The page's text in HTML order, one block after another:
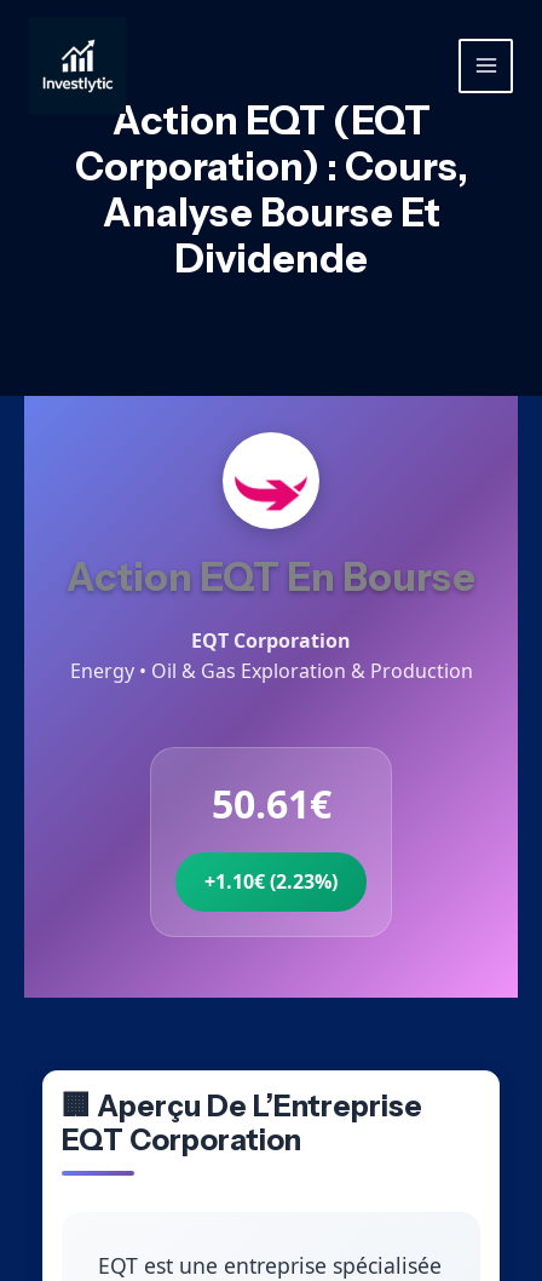
contenu
MAIN
Action EQT (EQT
Corporation) : Cours,
Analyse Bourse Et
Dividende
Action EQT En Bourse
EQT Corporation
Energy • Oil & Gas Exploration & Production
50.61€
+1.10€ (2.23%)
🏢 Aperçu De L’Entreprise
EQT Corporation
EQT est une entreprise spécialisée